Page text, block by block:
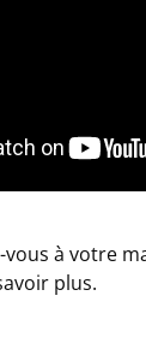
vous à votre
plus.